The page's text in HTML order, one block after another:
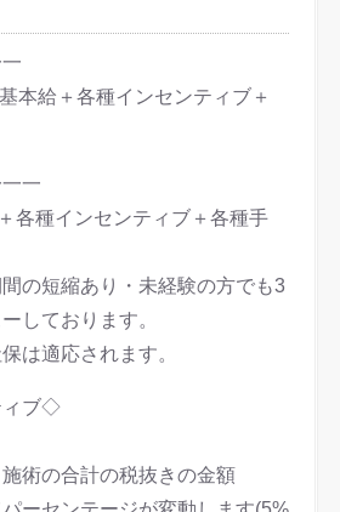
本給＋各種インセンティブ＋
一
各種インセンティブ＋各種手
の短縮あり・未経験の方でも3
しております。
は適応されます。
ィブ◇
術の合計の税抜きの金額